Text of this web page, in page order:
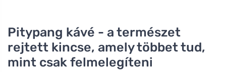
Pitypang kávé - a természet
rejtett kincse, amely többet tud,
mint csak felmelegíteni